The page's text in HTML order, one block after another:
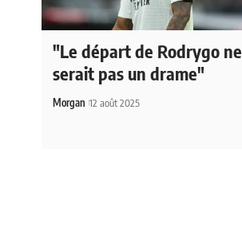
"Le départ de Rodrygo ne
serait pas un drame"
Morgan 12 août 2025